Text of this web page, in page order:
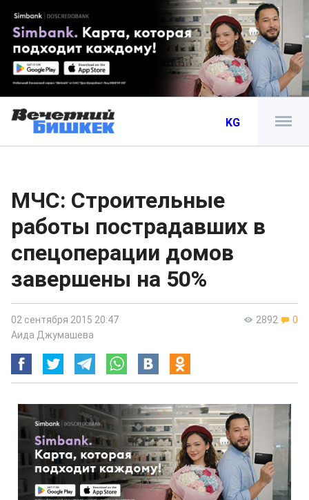
KG
МЧС: Строительные
работы пострадавших в
спецоперации домов
завершены на 50%
2892 0
02 сентября 2015 20:47
Аида Джумашева